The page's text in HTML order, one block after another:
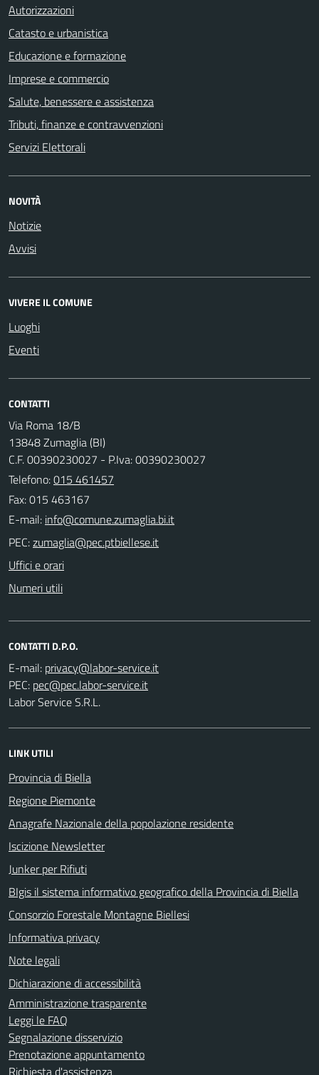
Autorizzazioni
Catasto e urbanistica
Educazione e formazione
Imprese e commercio
Salute, benessere e assistenza
Tributi, finanze e contravvenzioni
Servizi Elettorali
NOVITÀ
Notizie
Avvisi
VIVERE IL COMUNE
Luoghi
Eventi
CONTATTI
Via Roma 18/B
13848 Zumaglia (BI)
C.F. 00390230027 - P.Iva: 00390230027
Telefono:015 461457
Fax: 015 463167
E-mail:
PEC:
Uffici e orari
Numeri utili
CONTATTI D.P.O.
E-mail:
PEC:
Labor Service S.R.L.
LINK UTILI
Provincia di Biella
Regione Piemonte
Anagrafe Nazionale della popolazione residente
Iscizione Newsletter
Junker per Rifiuti
BIgis il sistema informativo geografico della Provincia di Biella
Consorzio Forestale Montagne Biellesi
Informativa privacy
Note legali
Dichiarazione di accessibilità
Amministrazione trasparente
Leggi le FAQ
Segnalazione disservizio
Prenotazione appuntamento
Richiesta d'assistenza